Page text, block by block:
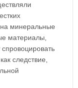
минеральные
материалы,
следствие,